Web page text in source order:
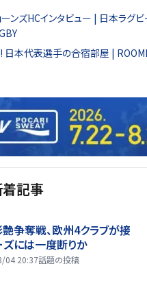
ョーンズHCインタビュー | 日本
! 日本代表選手の合宿部屋 |
記事
争奪戦、欧州4クラブが接
ズには一度断りか
04 20:37話題の投稿